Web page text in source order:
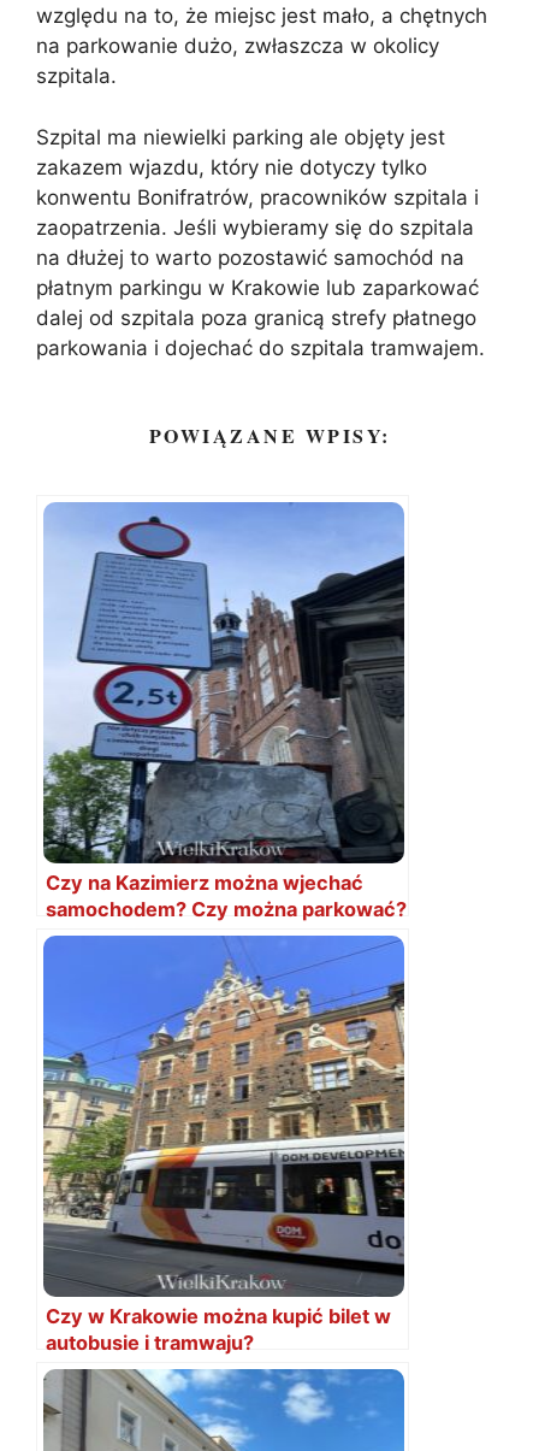
względu na to, że miejsc jest mało, a chętnych
na parkowanie dużo, zwłaszcza w okolicy
szpitala.
Szpital ma niewielki parking ale objęty jest
zakazem wjazdu, który nie dotyczy tylko
konwentu Bonifratrów, pracowników szpitala i
zaopatrzenia. Jeśli wybieramy się do szpitala
na dłużej to warto pozostawić samochód na
płatnym parkingu w Krakowie lub zaparkować
dalej od szpitala poza granicą strefy płatnego
parkowania i dojechać do szpitala tramwajem.
POWIĄZANE WPISY:
Czy na Kazimierz można wjechać
samochodem? Czy można parkować?
Czy w Krakowie można kupić bilet w
autobusie i tramwaju?